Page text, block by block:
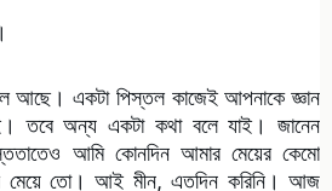
আছে। একটা পিস্তল কাজেই আপনাকে জ্ঞান
তবে অন্য একটা কথা বলে যাই। জানেন
আমি কোনদিন আমার মেয়ের কেমো
মেয়ে তো। আই মীন, এতদিন করিনি। আজ